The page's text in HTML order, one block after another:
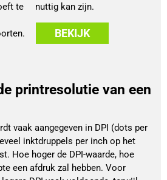
te
nuttig kan zijn.
BEKIJK
printresolutie van een
vaak aangegeven in DPI (dots per
inktdruppels per inch op het
Hoe hoger de DPI-waarde, hoe
een afdruk zal hebben. Voor